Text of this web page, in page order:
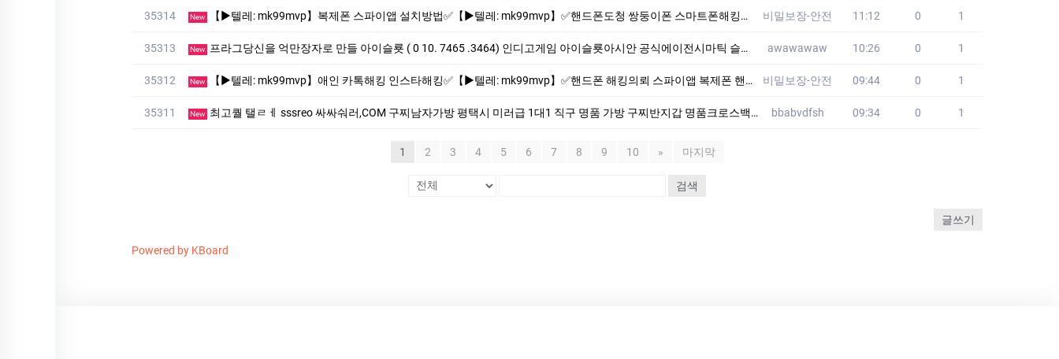
35314 New 【▶텔레: mk99mvp】복제폰 스파이앱 설치방법✅【▶텔레: mk99mvp】✅핸드폰도청 쌍둥이폰 스마트폰해킹의뢰 폰 복제 위치추적 핸드폰감시 카톡해킹 인스타해킹 스파이웨어 설치 핸드폰도청 복제폰 【▶텔레: mk99mvp】 쌍둥 비밀보장-안전 11:12 0 1
35313 New 프라그당신을 억만장자로 만들 아이슬룟 ( 0 10. 7465 .3464) 인디­고게­임 아이슬룟아시안 공식에이전시마틱 슬룟 정품 사이트 ◆blgm7.com◆ 아이 슬룟 아시아 게이밍 awawawaw 10:26 0 1
35312 New 【▶텔레: mk99mvp】애인 카톡해킹 인스타해킹✅【▶텔레: mk99mvp】✅핸드폰 해킹의뢰 스파이앱 복제폰 핸드폰도청 쌍둥이폰 핸드폰감시 폰 복제 위치추적 스마트폰해킹 외도증거수집 불륜#복제폰#핸드폰도청 【▶텔레: mk99m 비밀보장-안전 09:44 0 1
35311 New 최고퀄 탤ㄹㅔ sssreo 싸싸숴러,COM 구찌남자가방 평택시 미러급 1대1 직구 명품 가방 구찌반지갑 명품크로스백 PXG bbabvdfsh 09:34 0 1
1 2 3 4 5 6 7 8 9 10 » 마지막
검색
글쓰기
Powered by KBoard